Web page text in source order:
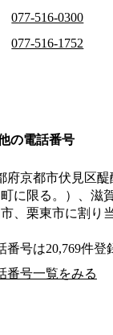
077-516-0300
077-516-1752
の電話番号
府京都市伏見区
に限る。）、滋
、栗東市に割り
番号は20,769件登
番号一覧をみる